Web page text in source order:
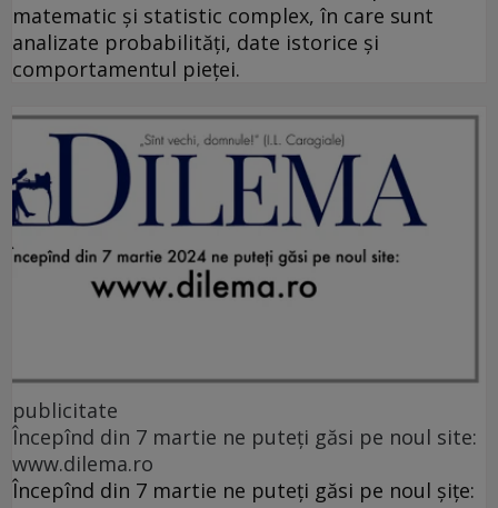
matematic și statistic complex, în care sunt
analizate probabilități, date istorice și
comportamentul pieței.
publicitate
Începînd din 7 martie ne puteți găsi pe noul site:
www.dilema.ro
Începînd din 7 martie ne puteți găsi pe noul șițe: